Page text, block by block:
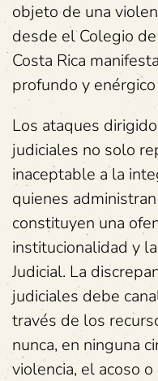
objeto de una
desde el Colegio
Costa Rica
profundo y enérgico
Los ataques
judiciales no solo
inaceptable a la
quienes
constituyen una
institucionalidad y
Judicial. La
judiciales debe
través de los
nunca, en ninguna
violencia, el acoso